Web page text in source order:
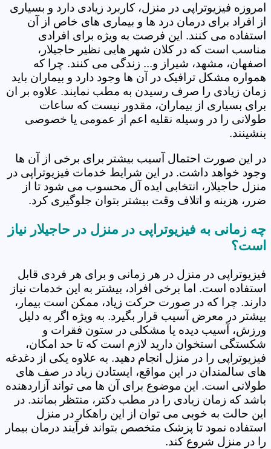
امروزه فیزیوتراپی در منزل، کاربرد زیادی دارد و بسیاری
از افراد برای درمان درد ها و بیماری های خاص از آن
استفاده می کنند. این فرصت به ویژه برای افرادی
مناسب است که در کلان شهر هایی نظیر حاجیلار،
اصفهان، مشهد، شیراز و... زندگی می کنند. چرا که
همواره مشکل ترافیک در آن ها وجود دارد و بیماران باید
زمان زیادی را صرف رسیدن به مطب نمایند. علاوه بر ان
برای بسیاری از بیماران، مقدور نیست که ساعات
طولانی را در وسیله نقلیه اعم از عمومی یا خصوصی
بنشینند.
در این صورت احتمال آسیب بیشتر برای برخی از آن ها
وجود خواهد داشت. در این شرایط خدمات فیزیوتراپی در
منزل حاجیلار، انتخابی ایده آل محسوب می شود تا از
ضرر، هزینه و اتلاف وقت بیشتر بتوان جلوگیری کرد.
چه زمانی به فیزیوتراپی در منزل در حاجیلار نیاز
است؟
فیزیوتراپی در منزل در هر زمانی و برای هر فردی قابل
استفاده است. اما برخی افراد، بیشتر به این خدمات نیاز
دارند. چرا که در صورت حرکت زیاد، ممکن است بیمار،
بیشتر در معرض آسیب قرار بگیرد. به ویژه اگر به دلیل
ورزش، آسیب دیده یا مشکلی در ستون فقرات و
شکستگی استخوان دارید لازم است که تا حد امکان،
فیزیوتراپی را در منزل انجام دهید. به علاوه یکی از دغدغه
های سالمندان در این مواقع، ایستادن زیاد در صف های
طولانی است. این موضوع برای آن ها می تواند آزاردهنده
باشد که زمان زیادی را در مطب دکتر، منتظر بمانند. در
این حالت به خوبی می توان از این راهکار در منزل
استفاده نمود تا پزشک متخصص بتواند فرآیند درمان بیمار
را در منزل شروع کند.